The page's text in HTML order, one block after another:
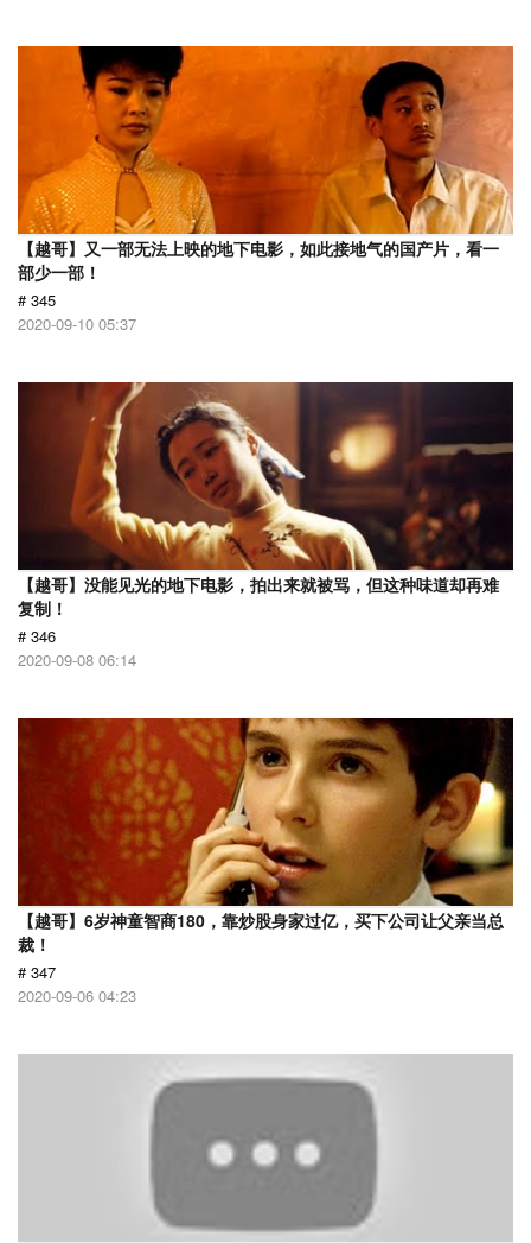
【越哥】又一部无法上映的地下电影，如此接地气的国产片，看一
部少一部！
# 345
2020-09-10 05:37
【越哥】没能见光的地下电影，拍出来就被骂，但这种味道却再难
复制！
# 346
2020-09-08 06:14
【越哥】6岁神童智商180，靠炒股身家过亿，买下公司让父亲当总
裁！
# 347
2020-09-06 04:23